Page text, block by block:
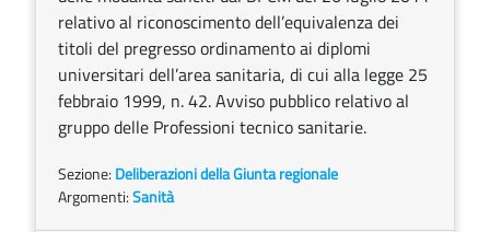
relativo al riconoscimento dell’equivalenza dei
titoli del pregresso ordinamento ai diplomi
universitari dell’area sanitaria, di cui alla legge 25
febbraio 1999, n. 42. Avviso pubblico relativo al
gruppo delle Professioni tecnico sanitarie.
Sezione: Deliberazioni della Giunta regionale
Argomenti:Sanità